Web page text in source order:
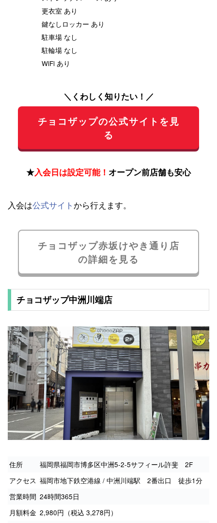
更衣室 あり
鍵なしロッカー あり
駐車場 なし
駐輪場 なし
WiFi あり
＼くわしく知りたい！／
チョコザップの公式サイトを見
る
★入会日は設定可能！ オープン前店舗も安心
入会は公式サイト から行えます。
チョコザップ赤坂けやき通り店
の詳細を見る
チョコザップ中洲川端店
住所
福岡県福岡市博多区中洲5-2-5サフィール許斐 2F
アクセス 福岡市地下鉄空港線 / 中洲川端駅 2番出口 徒歩1分
営業時間 24時間365日
月額料金 2,980円（税込 3,278円）